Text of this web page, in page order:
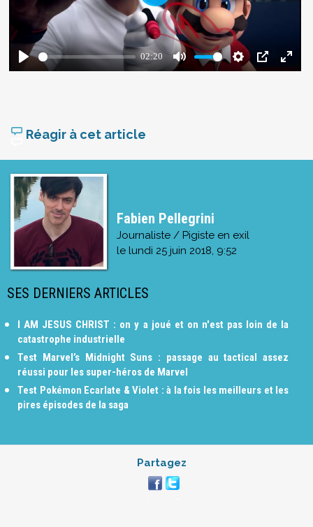
Réagir à cet article
Fabien Pellegrini
Journaliste / Pigiste en exil
le lundi 25 juin 2018, 9:52
SES DERNIERS ARTICLES
I AM JESUS CHRIST : on y a joué et on n'est pas loin de la
catastrophe industrielle
Test Marvel’s Midnight Suns : passage au tactical assez
réussi pour les super-héros de Marvel
Test Pokémon Ecarlate & Violet : à la fois les meilleurs et les
pires épisodes de la saga
Partagez